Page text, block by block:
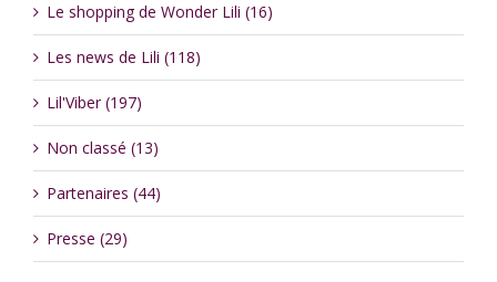
Le shopping de Wonder Lili (16)
Les news de Lili (118)
Lil'Viber (197)
Non classé (13)
Partenaires (44)
Presse (29)